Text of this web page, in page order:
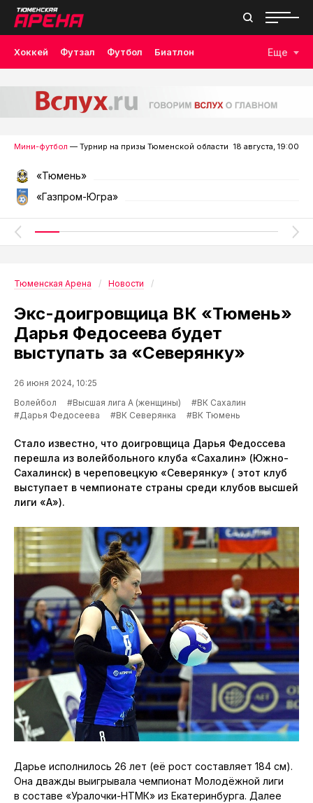
Хоккей Футзал Футбол Биатлон Еще
Мини-футбол — Турнир на призы Тюменской области 18 августа, 19:00
«Тюмень»
«Газпром-Югра»
Тюменская Арена Новости
Экс-доигровщица ВК «Тюмень»
Дарья Федосеева будет
выступать за «Северянку»
26 июня 2024, 10:25
Волейбол
#Высшая лига А (женщины)
#ВК Сахалин
#Дарья Федосеева
#ВК Северянка #ВК Тюмень
Стало известно, что доигровщица Дарья Федоссева
перешла из волейбольного клуба «Сахалин» (Южно-
Сахалинск) в череповецкую «Северянку» ( этот клуб
выступает в чемпионате страны среди клубов высшей
лиги «А»).
Дарье исполнилось 26 лет (её рост составляет 184 см).
Она дважды выигрывала чемпионат Молодёжной лиги
в составе «Уралочки-НТМК» из Екатеринбурга. Далее